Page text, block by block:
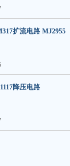
扩流电路 MJ2955
降压电路